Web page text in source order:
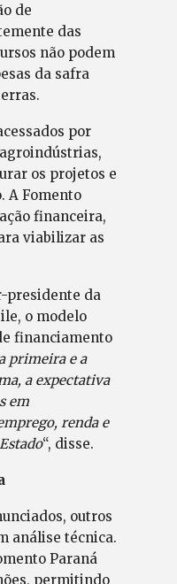
de
das
não podem
da safra
por
os projetos e
A Fomento
financeira,
viabilizar as
presidente da
o modelo
financiamento
primeira e a
a expectativa
em
renda e
“, disse.
outros
análise técnica.
Paraná
permitindo